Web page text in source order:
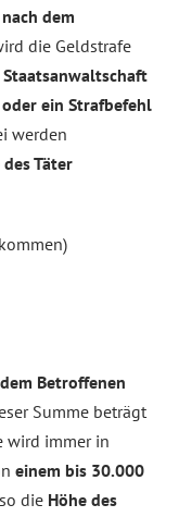
dem
die Geldstrafe
ein Strafbefehl
werden
Täter
Betroffenen
Summe beträgt
wird immer in
einem bis 30.000
die Höhe des